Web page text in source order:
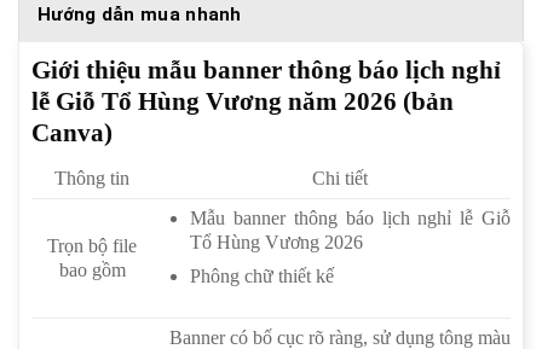
Hướng dẫn mua nhanh
Giới thiệu mẫu banner thông báo lịch nghỉ
lễ Giỗ Tổ Hùng Vương năm 2026 (bản
Canva)
Thông tin Chi tiết
Trọn bộ file
bao gồm
Mẫu banner thông báo lịch nghỉ lễ Giỗ
Tổ Hùng Vương 2026
Phông chữ thiết kế
Banner có bố cục rõ ràng, sử dụng tông màu